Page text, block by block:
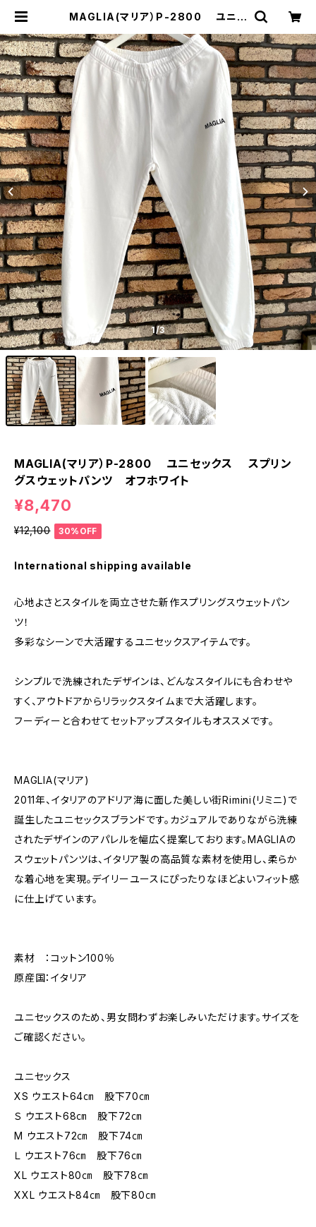
MAGLIA(マリア）P-2800 ユニセ
ツ オフホワイト | Comodo Italia
n casual
1/3
MAGLIA(マリア）P-2800 ユニセックス スプリン
グスウェットパンツ オフホワイト
¥8,470
¥12,100 30%OFF
International shipping available
心地よさとスタイルを両立させた新作スプリングスウェットパン
ツ！
多彩なシーンで大活躍するユニセックスアイテムです。
シンプルで洗練されたデザインは、どんなスタイルにも合わせや
すく、アウトドアからリラックスタイムまで大活躍します。
フーディーと合わせてセットアップスタイルもオススメです。
MAGLIA(マリア)
2011年、イタリアのアドリア海に面した美しい街Rimini(リミニ)で
誕生したユニセックスブランドです。カジュアルでありながら洗練
されたデザインのアパレルを幅広く提案しております。MAGLIAの
スウェットパンツは、イタリア製の高品質な素材を使用し、柔らか
な着心地を実現。デイリーユースにぴったりなほどよいフィット感
に仕上げています。
素材 ：コットン100％
原産国：イタリア
ユニセックスのため、男女問わずお楽しみいただけます。サイズを
ご確認ください。
ユニセックス
XS ウエスト64㎝ 股下70㎝
Ｓ ウエスト68㎝ 股下72㎝
M ウエスト72㎝ 股下74㎝
Ｌ ウエスト76㎝ 股下76㎝
XL ウエスト80㎝ 股下78㎝
XXL ウエスト84㎝ 股下80㎝